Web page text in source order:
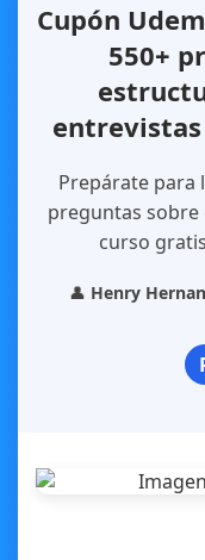
Cupón
550+
Prepárate para
preguntas sobre
curso
👤 Henry